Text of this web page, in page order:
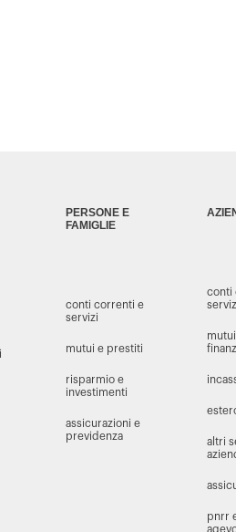
PERSONE E
FAMIGLIE
conti correnti e
servizi
mutui e prestiti
risparmio e
investimenti
assicurazioni e
previdenza
conti
altri
pnrr